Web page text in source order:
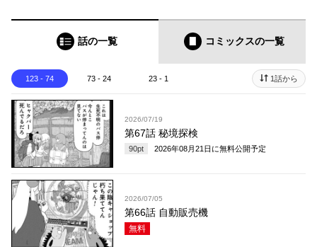
話の一覧 コミックスの一覧
123 - 74 73 - 24 23 - 1 1話から
2026/07/19
第67話 秘境探検
90pt 2026年08月21日 に無料公開予定
2026/07/05
第66話 自動販売機
無料